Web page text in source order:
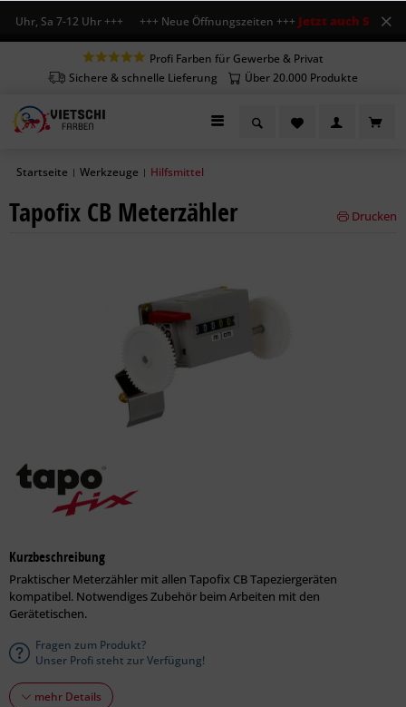
Uhr, Sa 7-12 Uhr +++ +++ Neue Öffnungszeiten +++Jetzt auch Sa
Profi Farben für Gewerbe & Privat
Sichere & schnelle Lieferung
Über 20.000 Produkte
Startseite | Werkzeuge | Hilfsmittel
Tapofix CB Meterzähler Drucken
Kurzbeschreibung
Praktischer Meterzähler mit allen Tapofix CB Tapeziergeräten
kompatibel. Notwendiges Zubehör beim Arbeiten mit den
Gerätetischen.
Fragen zum Produkt?
Unser Profi steht zur Verfügung!
mehr Details